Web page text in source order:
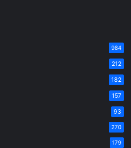
984
212
182
157
93
270
179